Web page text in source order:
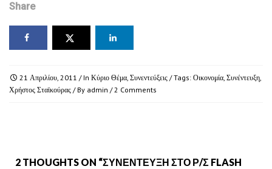
Share
21 Απριλίου, 2011 / In Κύριο Θέμα, Συνεντεύξεις / Tags: Οικονομία, Συνέντευξη,
Χρήστος Σταϊκούρας / By admin /2 Comments
2 THOUGHTS ON “ΣΥΝΈΝΤΕΥΞΗ ΣΤΟ Ρ/Σ FLASH